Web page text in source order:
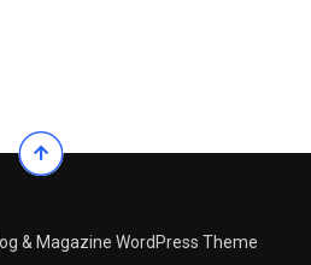
& Magazine WordPress Theme